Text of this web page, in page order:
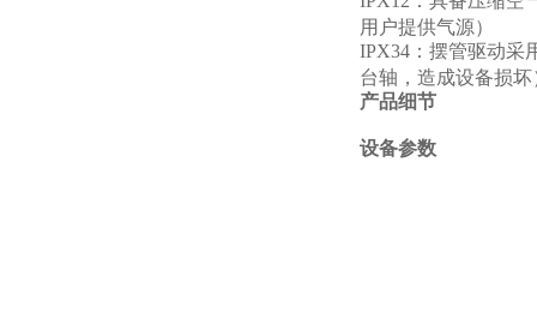
用户提供气源）
IPX34 ：摆管驱动
台轴，造成设备损坏
产品细节
设备参数